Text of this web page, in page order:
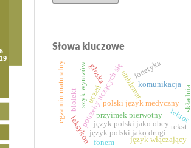
Słowa kluczowe
polski język medyczny
potrzeby uczących się
przyimek pierwotny
język polski jako obcy
szyk wyrazów
leksykon
emblemat
język polski jako drugi
egzamin maturalny
tekst
komunikacja
uczeń
lektor
składnia
fonetyka
fonem
głoska
biolekt
język włączający